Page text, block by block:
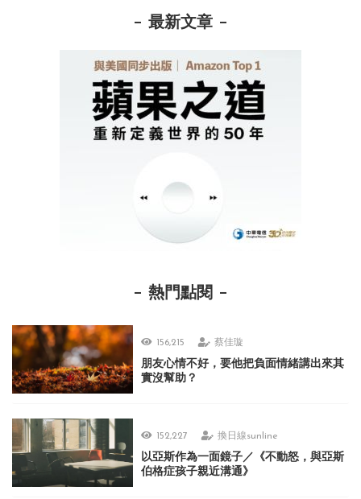
最新文章
熱門點閱
156,215 蔡佳璇
朋友心情不好，要他把負面情緒講出來其
實沒幫助？
152,227 換日線sunline
以亞斯作為一面鏡子／《不動怒，與亞斯
伯格症孩子親近溝通》